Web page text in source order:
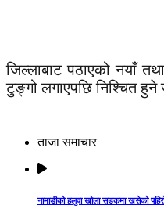
जिल्लाबाट पठाएको नयाँ
टुङ्गो लगाएपछि निश्चित
ताजा समाचार
नामाडीको हलुवा खोला सडकमा खसेको